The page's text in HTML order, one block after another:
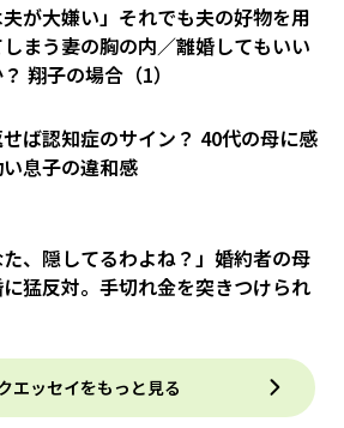
夫が大嫌い」それでも夫の好物を用
まう妻の胸の内／離婚してもいい
翔子の場合（1）
ば認知症のサイン？ 40代の母に感
い息子の違和感
た、隠してるわよね？」婚約者の母
猛反対。手切れ金を突きつけられ
エッセイをもっと見る